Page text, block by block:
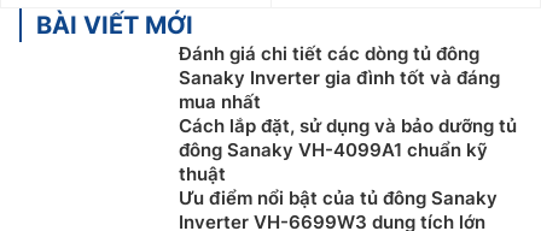
BÀI VIẾT MỚI
Đánh giá chi tiết các dòng tủ đông
Sanaky Inverter gia đình tốt và đáng
mua nhất
Cách lắp đặt, sử dụng và bảo dưỡng tủ
đông Sanaky VH-4099A1 chuẩn kỹ
thuật
Ưu điểm nổi bật của tủ đông Sanaky
Inverter VH-6699W3 dung tích lớn